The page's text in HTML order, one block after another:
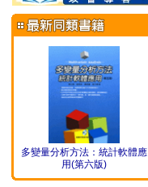
多變量分析方法：統計軟體應
用(第六版)